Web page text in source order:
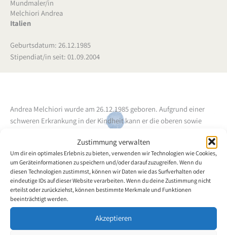
Zustimmung verwalten
Um dir ein optimales Erlebnis zu bieten, verwenden wir Technologien wie Cookies,
um Geräteinformationen zu speichern und/oder darauf zuzugreifen. Wenn du
diesen Technologien zustimmst, können wir Daten wie das Surfverhalten oder
eindeutige IDs auf dieser Website verarbeiten. Wenn du deine Zustimmung nicht
erteilst oder zurückziehst, können bestimmte Merkmale und Funktionen
beeinträchtigt werden.
Akzeptieren
Mundmaler/in
Melchiori Andrea
Italien
Geburtsdatum: 26.12.1985
Stipendiat/in seit: 01.09.2004
Andrea Melchiori wurde am 26.12.1985 geboren. Aufgrund einer
schweren Erkrankung in der Kindheit kann er die oberen sowie
verbunden mit einer Arthrogrypose) und begann daher schon früh
mit dem Mund zu schreiben, zu malen und zu zeichnen.Der
Mundmaler besuchte vier Jahre lang das technische Institut für
Werbegraphik.Nun möchte sich der Künstler intensiv mit der Welt
der Schönen Künste beschäftigen.
Zurück zur Künstlerübersicht